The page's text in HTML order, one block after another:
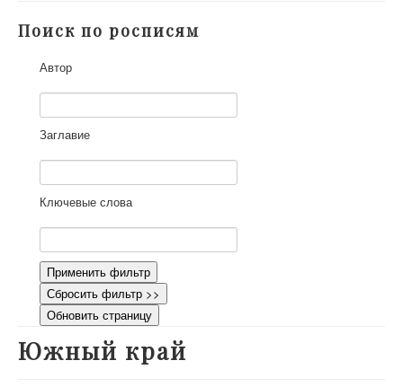
Участники
Научная работа
Как работать с сайтом
Контакты
Поиск по росписям
Автор
Заглавие
Ключевые слова
Применить фильтр
Сбросить фильтр >>
Обновить страницу
Южный край